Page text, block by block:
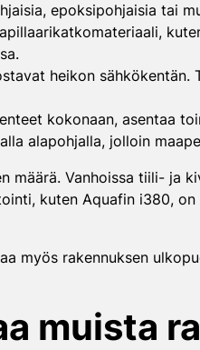
epoksipohjaisia tai
heikon
kokonaan, asentaa
alapohjalla, jolloin
määrä. Vanhoissa tiili- ja
kuten Aquafin i380,
myös rakennuksen
muista